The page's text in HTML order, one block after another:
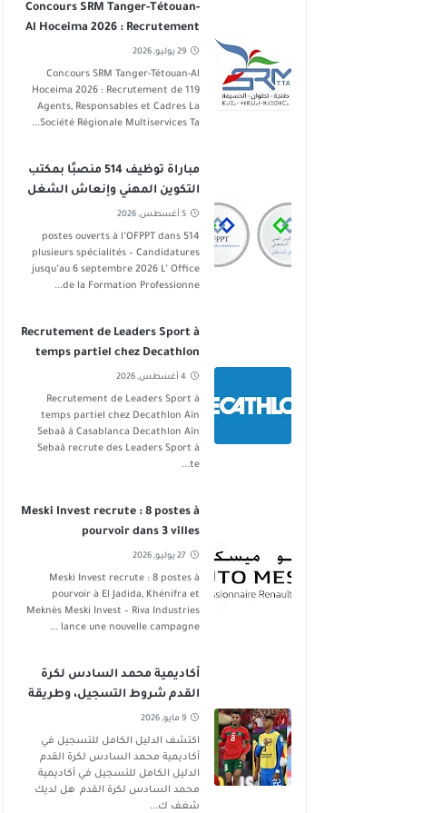
Concours SRM Tanger-Tétouan-
Al Hoceima 2026 : Recrutement
de 119 Postes
29 يوليو, 2026
Concours SRM Tanger-Tétouan-Al
Hoceima 2026 : Recrutement de 119
Agents, Responsables et Cadres La
Société Régionale Multiservices Ta...
مباراة توظيف 514 منصبًا بمكتب
التكوين المهني وإنعاش الشغل
شتنبر 2026
5 أغسطس, 2026
514 postes ouverts à l’OFPPT dans
plusieurs spécialités – Candidatures
jusqu’au 6 septembre 2026 L’ Office
de la Formation Professionne...
Recrutement de Leaders Sport à
temps partiel chez Decathlon
Aïn Sebaâ
4 أغسطس, 2026
Recrutement de Leaders Sport à
temps partiel chez Decathlon Aïn
Sebaâ à Casablanca Decathlon Aïn
Sebaâ recrute des Leaders Sport à
te...
Meski Invest recrute : 8 postes à
pourvoir dans 3 villes
27 يوليو, 2026
Meski Invest recrute : 8 postes à
pourvoir à El Jadida, Khénifra et
Meknès Meski Invest – Riva Industries
lance une nouvelle campagne ...
أكاديمية محمد السادس لكرة
القدم شروط التسجيل، وطريقة
الانخراط
9 مايو, 2026
اكتشف الدليل الكامل للتسجيل في
أكاديمية محمد السادس لكرة القدم
الدليل الكامل للتسجيل في أكاديمية
محمد السادس لكرة القدم هل لديك
شغف ك...